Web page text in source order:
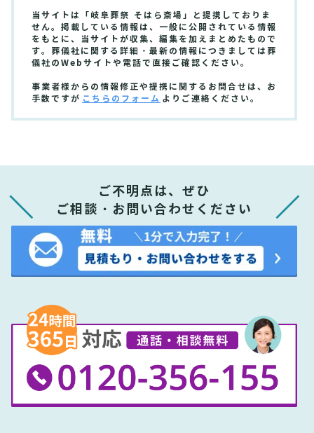
当サイトは「岐阜葬祭 そはら斎場」と提携しておりま
せん。掲載している情報は、一般に公開されている情報
をもとに、当サイトが収集、編集を加えまとめたもので
す。葬儀社に関する詳細・最新の情報につきましては葬
儀社のWebサイトや電話で直接ご確認ください。
事業者様からの情報修正や提携に関するお問合せは、お
手数ですが こちらのフォーム よりご連絡ください。
ご不明点は、ぜひ
ご相談・お問い合わせください